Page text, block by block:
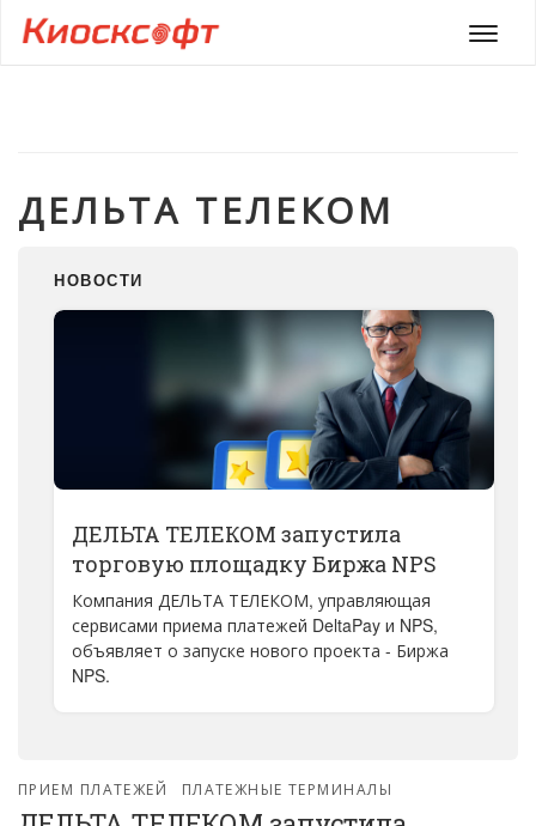
Меню
ДЕЛЬТА ТЕЛЕКОМ
НОВОСТИ
ДЕЛЬТА ТЕЛЕКОМ запустила
торговую площадку Биржа NPS
Компания ДЕЛЬТА ТЕЛЕКОМ, управляющая
сервисами приема платежей DeltaPay и NPS,
объявляет о запуске нового проекта - Биржа
NPS.
ПРИЕМ ПЛАТЕЖЕЙ ПЛАТЕЖНЫЕ ТЕРМИНАЛЫ